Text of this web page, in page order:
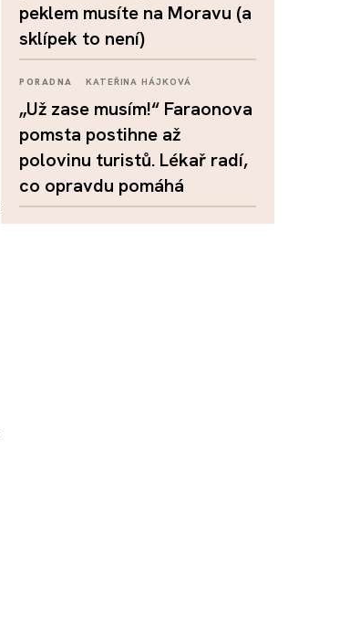
peklem musíte na Moravu (a
sklípek to není)
PORADNA KATEŘINA HÁJKOVÁ
„Už zase musím!“ Faraonova
pomsta postihne až
polovinu turistů. Lékař radí,
co opravdu pomáhá